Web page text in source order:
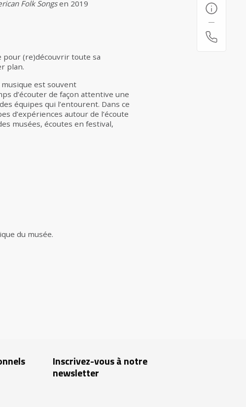
Folk Songsen 2019
pour (re)découvrir toute sa
plan.
est souvent
d’écouter de façon attentive une
équipes qui l’entourent. Dans ce
d’expériences autour de l’écoute
musées, écoutes en festival,
du musée.
Inscrivez-vous à notre
newsletter